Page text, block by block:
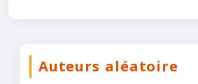
Auteurs aléatoire